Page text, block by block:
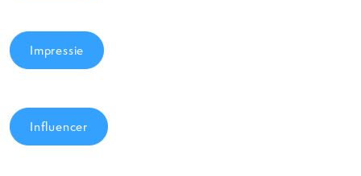
Impressie
Influencer